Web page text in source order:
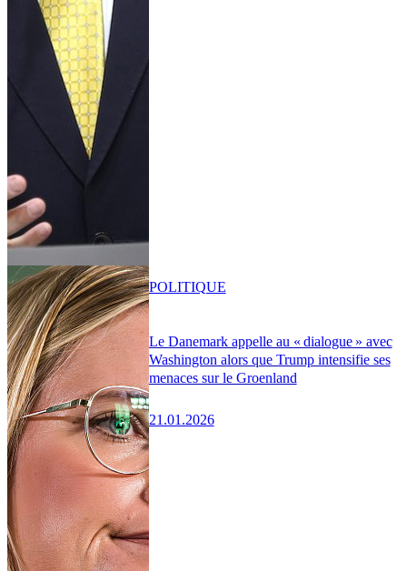
Le Danemark appelle au « dialogue » avec
Washington alors que Trump intensifie ses
menaces sur le Groenland
21.01.2026
POLITIQUE